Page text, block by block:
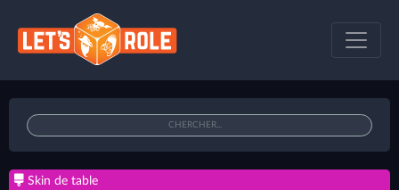
Skin de table